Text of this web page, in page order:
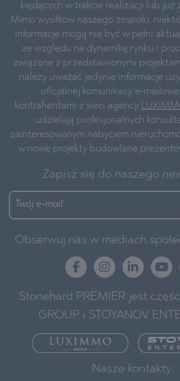
będących w trakcie realizacji lub już
Mimo wysiłków naszego zespołu,
informacje mogą nie być w pełni
ze względu na dynamikę rynku i
związane z przedstawionymi
należy uważać jedynie informacje
oficjalnej komunikacji e-
kontrahentami z sieci agencji
udzielają profesjonalnych
zainteresowanym nabyciem
w nowe projekty budowlane
Zapisz się do naszego
Obserwuj nas w mediach
Stonehard PREMIER jest
GROUP i STOYANOV
Nasze kontakty: